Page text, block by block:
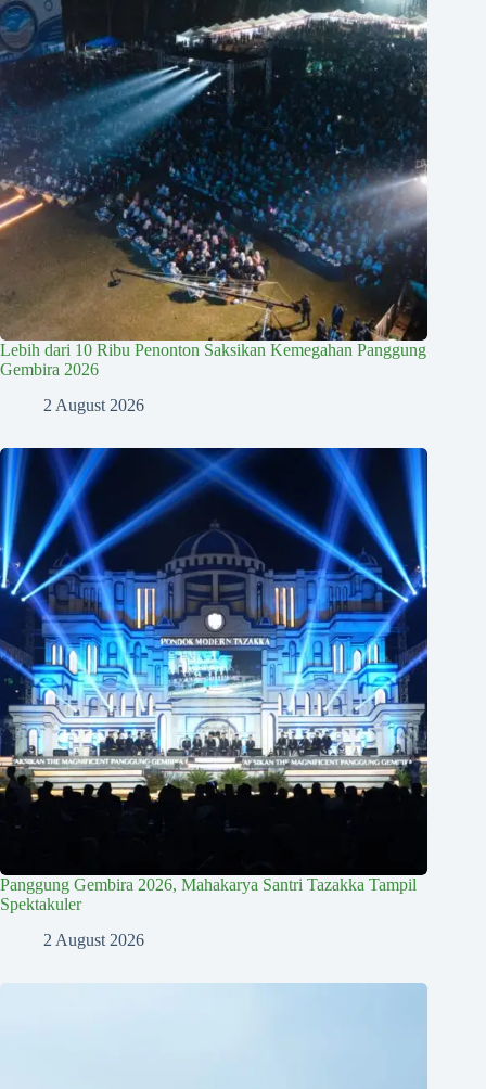
Lebih dari 10 Ribu Penonton Saksikan Kemegahan Panggung
Gembira 2026
2 August 2026
Panggung Gembira 2026, Mahakarya Santri Tazakka Tampil
Spektakuler
2 August 2026